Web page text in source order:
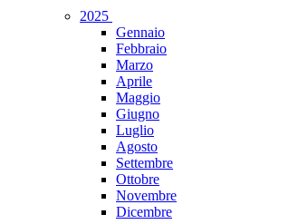
2025
Gennaio
Febbraio
Marzo
Aprile
Maggio
Giugno
Luglio
Agosto
Settembre
Ottobre
Novembre
Dicembre